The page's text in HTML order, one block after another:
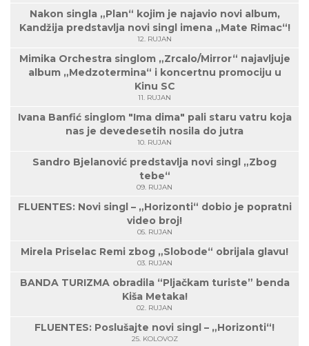
Nakon singla „Plan“ kojim je najavio novi album,
Kandžija predstavlja novi singl imena „Mate Rimac“!
12. RUJAN
Mimika Orchestra singlom „Zrcalo/Mirror“ najavljuje
album „Medzotermina“ i koncertnu promociju u
Kinu SC
11. RUJAN
Ivana Banfić singlom "Ima dima" pali staru vatru koja
nas je devedesetih nosila do jutra
10. RUJAN
Sandro Bjelanović predstavlja novi singl „Zbog
tebe“
09. RUJAN
FLUENTES: Novi singl – „Horizonti“ dobio je popratni
video broj!
05. RUJAN
Mirela Priselac Remi zbog „Slobode“ obrijala glavu!
03. RUJAN
BANDA TURIZMA obradila “Pljačkam turiste” benda
Kiša Metaka!
02. RUJAN
FLUENTES: Poslušajte novi singl – „Horizonti“!
25. KOLOVOZ